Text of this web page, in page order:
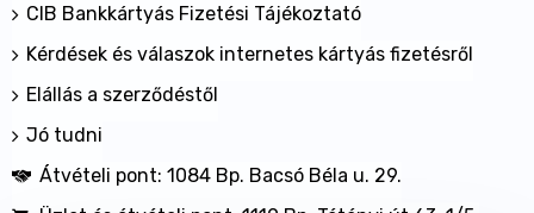
CIB Bankkártyás Fizetési Tájékoztató
Kérdések és válaszok internetes kártyás fizetésről
Elállás a szerződéstől
Jó tudni
Átvételi pont: 1084 Bp. Bacsó Béla u. 29.